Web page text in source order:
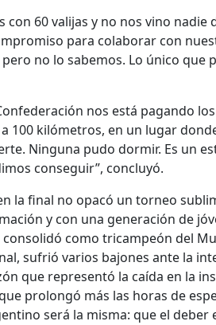
con 60 valijas y no nos vino
para colaborar con
no lo sabemos. Lo único que
nos está pagando
100 kilómetros, en un lugar
Ninguna pudo dormir. Es un
conseguir”, concluyó.
la final no opacó un torneo
y con una generación de
consolidó como tricampeón del
sufrió varios bajones ante la
que representó la caída en la
prolongó más las horas de
será la misma: que el deber